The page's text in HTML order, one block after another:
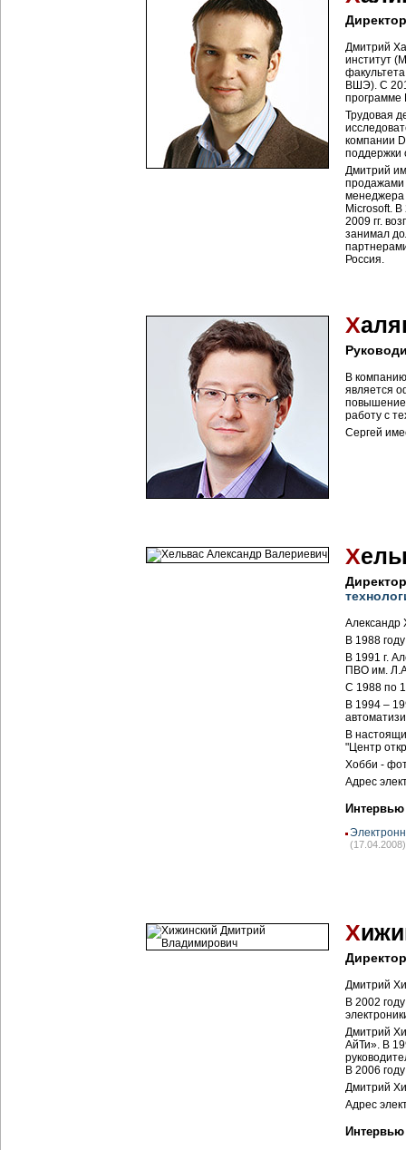
Дмитрий
институт
ВШЭ). С
программе
Трудовая
компании
поддержки
Дмитрий
продажами
менеджера
Microsoft. В
2009 гг.
занимал
Россия.
Х
В
является
повышение
работу с
Сергей
Х
Александр
В 1988
В 1991 г.
ПВО им.
С 1988 по
В 1994 –
В
"Центр
Хобби -
Адрес
Интервью
(17.04.2008)
Х
Дмитрий
В 2002
Дмитрий
АйТи». В
В 2006
Дмитрий
Адрес
Интервью